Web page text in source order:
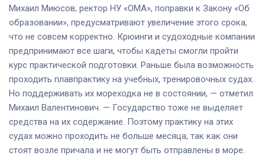
Михаил Миюсов, ректор НУ «ОМА», поправки к Закону «Об
образовании», предусматривают увеличение этого срока,
что не совсем корректно. Крюинги и судоходные компании
предпринимают все шаги, чтобы кадеты смогли пройти
курс практической подготовки. Раньше была возможность
проходить плавпрактику на учебных, тренировочных судах.
Но поддерживать их мореходка не в состоянии, — отметил
Михаил Валентинович. — Государство тоже не выделяет
средства на их содержание. Поэтому практику на этих
судах можно проходить не больше месяца, так как они
стоят возле причала и не могут быть отправлены в море.